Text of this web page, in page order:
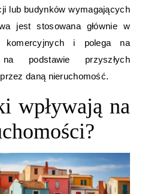
lub budynków wymagających
jest stosowana głównie w
komercyjnych i polega na
podstawie przyszłych
daną nieruchomość.
wpływają na